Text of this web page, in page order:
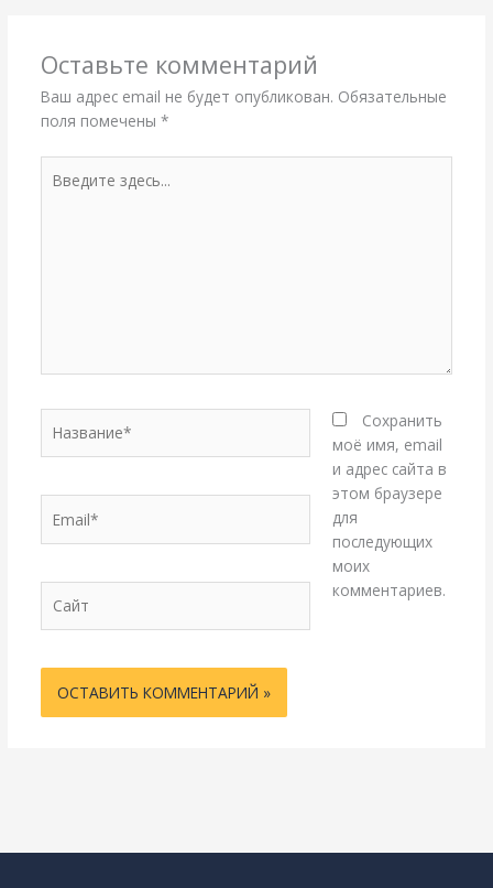
Оставьте комментарий
Ваш адрес email не будет опубликован. Обязательные
поля помечены *
здесь...
Сохранить
моё имя, email
и адрес сайта в
этом браузере
для
последующих
моих
комментариев.